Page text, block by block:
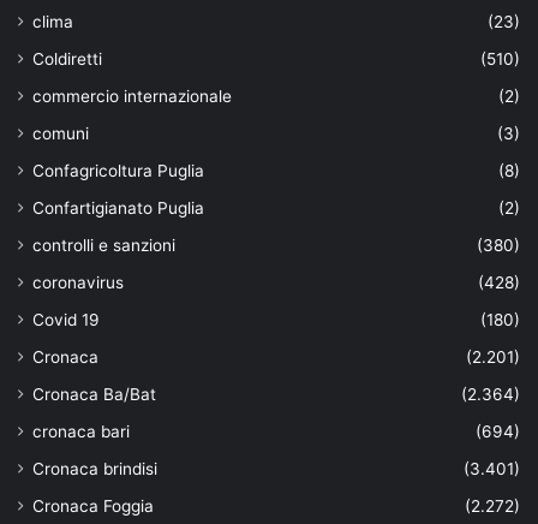
clima
(23)
Coldiretti
(510)
commercio internazionale
(2)
comuni
(3)
Confagricoltura Puglia
(8)
Confartigianato Puglia
(2)
controlli e sanzioni
(380)
coronavirus
(428)
Covid 19
(180)
Cronaca
(2.201)
Cronaca Ba/Bat
(2.364)
cronaca bari
(694)
Cronaca brindisi
(3.401)
Cronaca Foggia
(2.272)